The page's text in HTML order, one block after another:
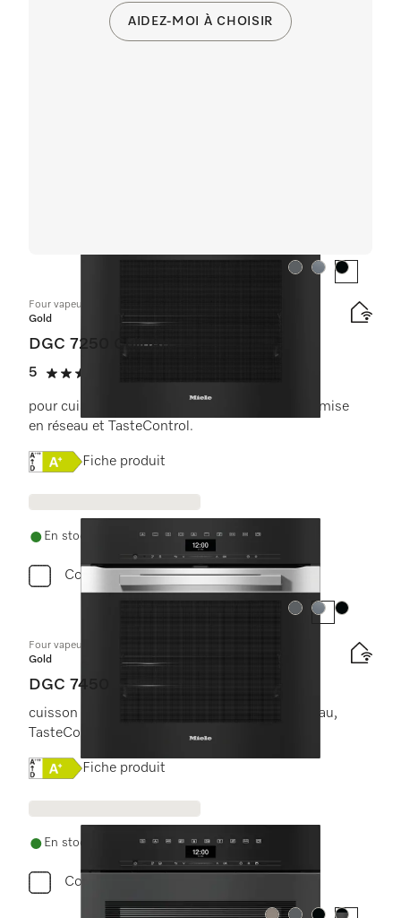
Couleur:
Couleur:Couleur:
Four vapeur combiné
Gold
DGC 7250 CulinArt
5
5 étoiles sur 5
pour cuisson vapeur, au four et rôtissage avec mise
en réseau et TasteControl.
Online Label Flag, Étiquette énergétique
Fiche produit
En stock avec livraison gratuite
Comparer
Couleur:
Couleur:Couleur:
Four vapeur combiné
Gold
DGC 7450
cuisson vapeur, four, rôtissage ac mise en réseau,
TasteControl + éclairage LED.
Online Label Flag, Étiquette énergétique
Fiche produit
En stock avec livraison gratuite
Comparer
AIDEZ-MOI À CHOISIR